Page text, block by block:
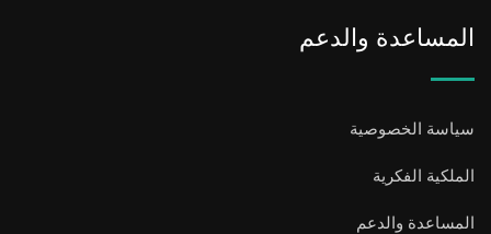
المساعدة والدعم
سياسة الخصوصية
الملكية الفكرية
المساعدة والدعم